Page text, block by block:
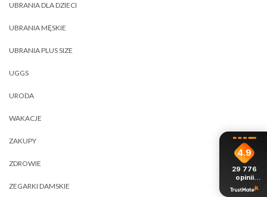
UBRANIA DLA DZIECI
UBRANIA MĘSKIE
UBRANIA PLUS SIZE
UGGS
URODA
WAKACJE
ZAKUPY
ZDROWIE
ZEGARKI DAMSKIE
4.9
29 776
opinii
z całego
okresu